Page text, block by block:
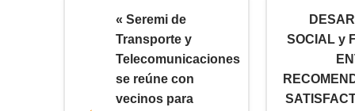
« Seremi de
Transporte y
Telecomunicaciones
se reúne con
vecinos para
SOCIAL y